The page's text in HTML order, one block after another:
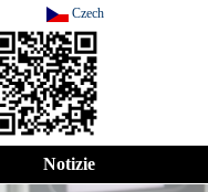
Czech
Notizie